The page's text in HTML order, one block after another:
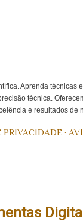
Aprenda
técnica.
e resultados de